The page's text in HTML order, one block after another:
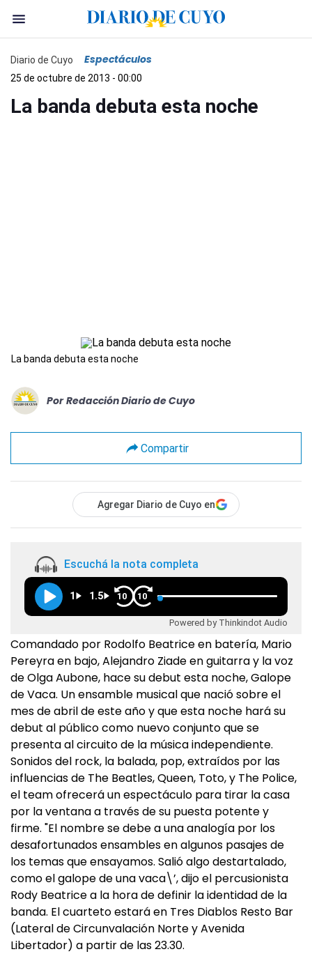
Diario de Cuyo Espectáculos
25 de octubre de 2013 - 00:00
La banda debuta esta noche
La banda debuta esta noche
Por Redacción Diario de Cuyo
Compartir
Agregar Diario de Cuyo en
Escuchá la nota completa
1 1.5 10 10
Powered by Thinkindot Audio
Comandado por Rodolfo Beatrice en batería, Mario
Pereyra en bajo, Alejandro Ziade en guitarra y la voz
de Olga Aubone, hace su debut esta noche, Galope
de Vaca. Un ensamble musical que nació sobre el
mes de abril de este año y que esta noche hará su
debut al público como nuevo conjunto que se
presenta al circuito de la música independiente.
Sonidos del rock, la balada, pop, extraídos por las
influencias de The Beatles, Queen, Toto, y The Police,
el team ofrecerá un espectáculo para tirar la casa
por la ventana a través de su puesta potente y
firme. "El nombre se debe a una analogía por los
desafortunados ensambles en algunos pasajes de
los temas que ensayamos. Salió algo destartalado,
como el galope de una vaca\’, dijo el percusionista
Rody Beatrice a la hora de definir la identidad de la
banda. El cuarteto estará en Tres Diablos Resto Bar
(Lateral de Circunvalación Norte y Avenida
Libertador) a partir de las 23.30.